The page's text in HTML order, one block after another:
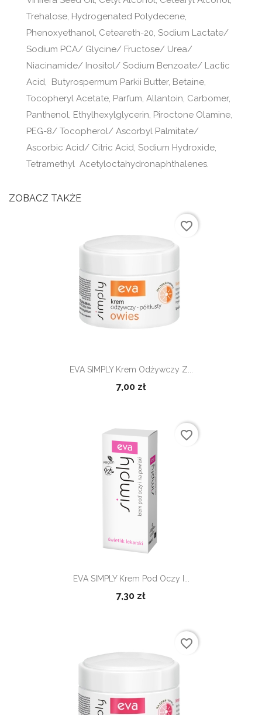
Trehalose, Hydrogenated Polydecene,
Phenoxyethanol, Ceteareth-20, Sodium Lactate/
Sodium PCA/ Glycine/ Fructose/ Urea/
Niacinamide/ Inositol/ Sodium Benzoate/ Lactic
Acid, Butyrospermum Parkii Butter, Betaine,
Tocopheryl Acetate, Parfum, Allantoin, Carbomer,
Panthenol, Ethylhexylglycerin, Piroctone Olamine,
PEG-8/ Tocopherol/ Ascorbyl Palmitate/
Ascorbic Acid/ Citric Acid, Sodium Hydroxide,
Tetramethyl Acetyloctahydronaphthalenes.
ZOBACZ TAKŻE
EVA SIMPLY Krem Odżywczy Z...
7,00 zł
favorite_border
EVA SIMPLY Krem Pod Oczy I...
7,30 zł
favorite_border
favorite_border